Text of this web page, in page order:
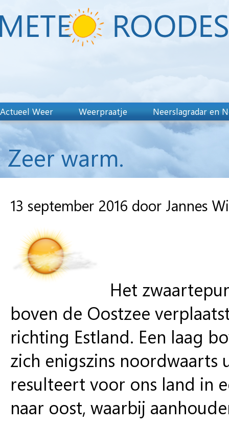
Actueel Weer Weerpraatje Neerslagradar en
Zeer warm.
13 september 2016 door Jannes
Het
boven de Oostzee
richting Estland. Een laag
zich enigszins noordwaarts
resulteert voor ons land in
naar oost, waarbij